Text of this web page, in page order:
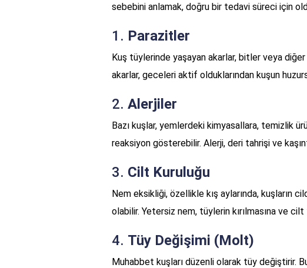
sebebini anlamak, doğru bir tedavi süreci için
1. Parazitler
Kuş tüylerinde yaşayan akarlar, bitler veya
akarlar, geceleri aktif olduklarından kuşun
2. Alerjiler
Bazı kuşlar, yemlerdeki kimyasallara, temizlik
reaksiyon gösterebilir. Alerji, deri tahrişi ve
3. Cilt Kuruluğu
Nem eksikliği, özellikle kış aylarında, kuşların
olabilir. Yetersiz nem, tüylerin kırılmasına ve
4. Tüy Değişimi (Molt)
Muhabbet kuşları düzenli olarak tüy değiştirir.